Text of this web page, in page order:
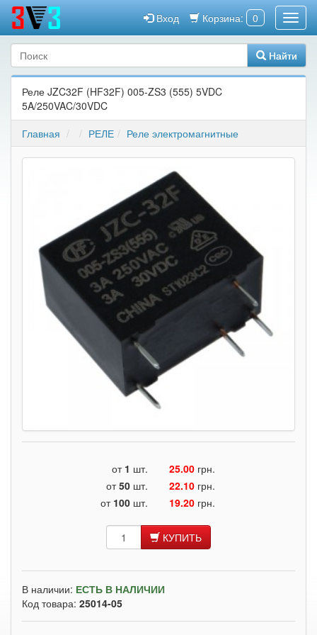
Корзина: 0
Вход
Найти
Реле JZC32F (HF32F) 005-ZS3 (555) 5VDC
5A/250VAC/30VDC
Главная
РЕЛЕ Реле электромагнитные
от 1 шт. 25.00 грн.
от50 шт. 22.10 грн.
от 100 шт. 19.20 грн.
КУПИТЬ
В наличии: ЕСТЬ В НАЛИЧИИ
Код товара: 25014-05